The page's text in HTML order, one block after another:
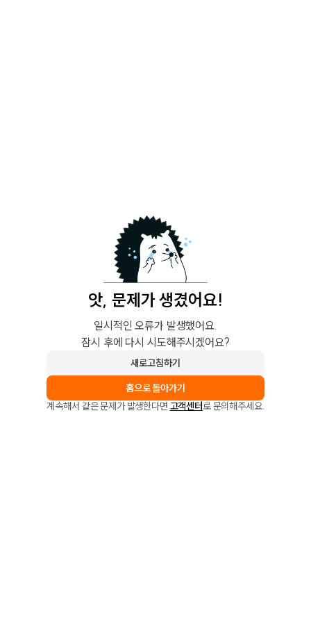
앗, 문제가 생겼어요!
일시적인 오류가 발생했어요.
잠시 후에 다시 시도해주시겠어요?
새로고침하기
홈으로 돌아가기
계속해서 같은 문제가 발생한다면 고객센터로 문의해주세요.